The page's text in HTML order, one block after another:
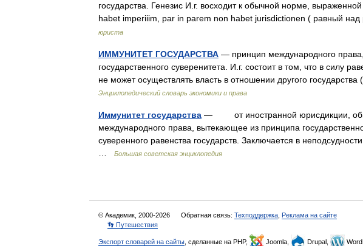
государства. Генезис И.г. восходит к обычной норме,
habet imperiiim, par in parem non habet jurisdictionen ( равный
юриста
ИММУНИТЕТ ГОСУДАРСТВА — принцип международного
государственного суверенитета. И.г. состоит в том, что в силу
не может осуществлять власть в отношении другого
Энциклопедический словарь экономики и права
Иммунитет государства — от иностранной юрисдикции,
международного права, вытекающее из принципа
суверенного равенства государств. Заключается в
Большая советская энциклопедия
© Академик, 2000-2026 Обратная связь: Техподдержка Реклама на сайте
👣 Путешествия
Экспорт словарей на сайты , сделанные на PHP, Joomla, Drupal,